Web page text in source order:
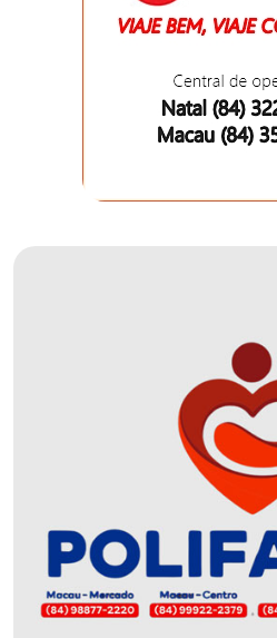
CURSINHO
DEMISSÕES
DESCASO
DESENVOLVIMENTO
ECONOMIA